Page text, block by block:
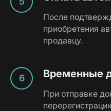
После
приобретения
продавцу.
Временные
При отправке